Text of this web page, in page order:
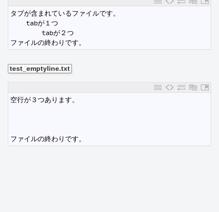
タブが含まれているファイルです。
tabが１つ
tabが２つ
ファイルの終わりです。
test_emptyline.txt
空行が３つあります。
ファイルの終わりです。